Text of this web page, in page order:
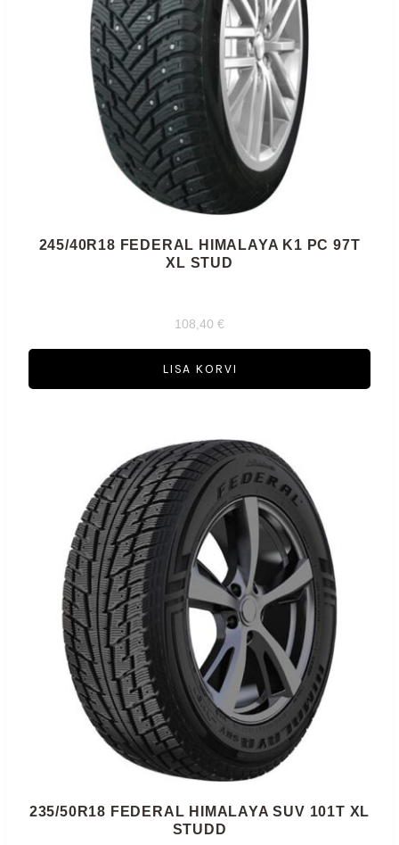
245/40R18 FEDERAL HIMALAYA K1 PC 97T
XL STUD
108,40 €
LISA KORVI
235/50R18 FEDERAL HIMALAYA SUV 101T XL
STUDD